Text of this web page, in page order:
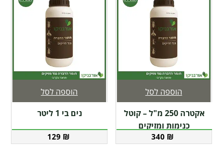
אקטרה 250 מ"ל – קוטל
כנימות ומזיקים
340 ₪
הוספה לסל
נים בי 1 ליטר
129 ₪
הוספה לסל